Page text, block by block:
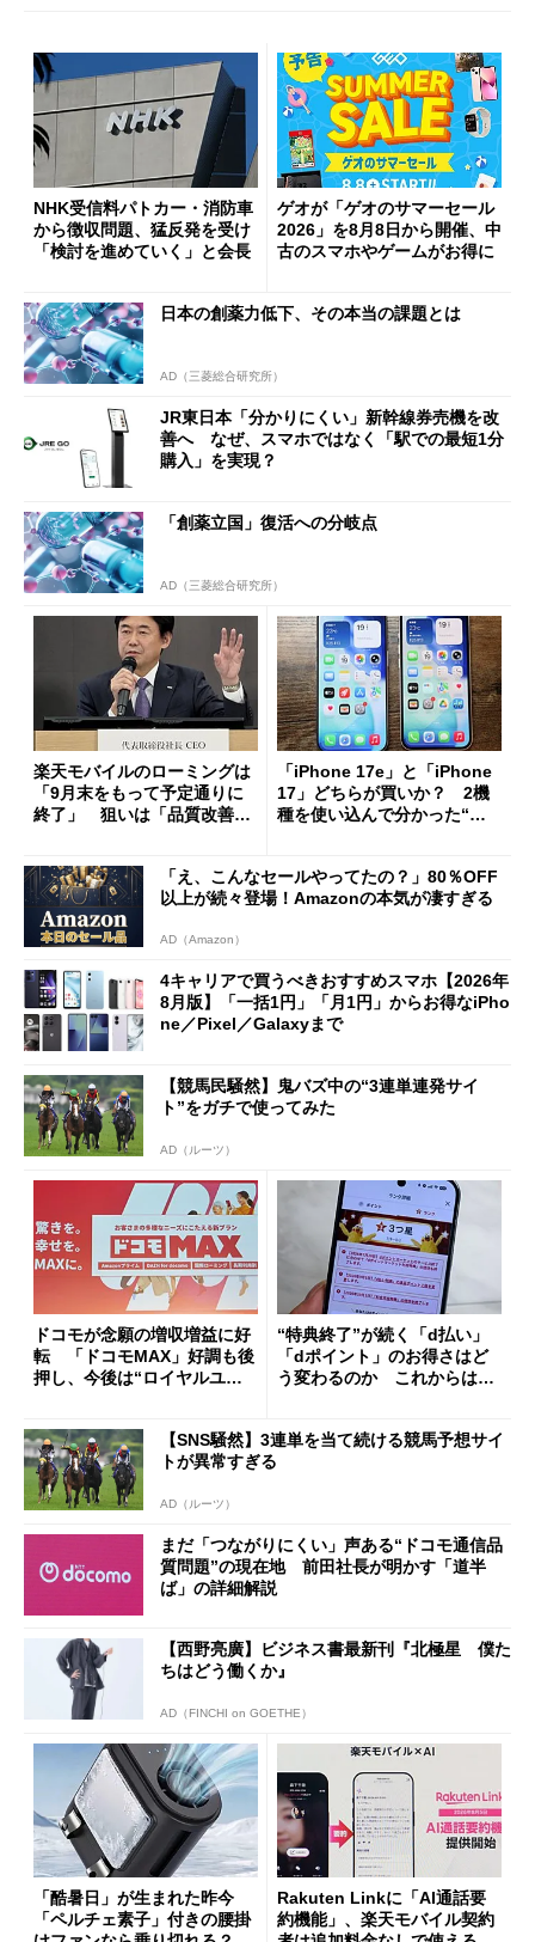
NHK受信料パトカー・消防車
から徴収問題、猛反発を受け
「検討を進めていく」と会長
ゲオが「ゲオのサマーセール
2026」を8月8日から開催、中
古のスマホやゲームがお得に
日本の創薬力低下、その本当の課題とは
AD（三菱総合研究所）
JR東日本「分かりにくい」新幹線券売機を改
善へ なぜ、スマホではなく「駅での最短1分
購入」を実現？
「創薬立国」復活への分岐点
AD（三菱総合研究所）
楽天モバイルのローミングは
「9月末をもって予定通りに
終了」 狙いは「品質改善」
も
「iPhone 17e」と「iPhone
17」どちらが買いか？ 2機
種を使い込んで分かった“ス
「え、こんなセールやってたの？」80％OFF
以上が続々登場！Amazonの本気が凄すぎる
AD（Amazon）
4キャリアで買うべきおすすめスマホ【2026年
8月版】「一括1円」「月1円」からお得なiPho
ne／Pixel／Galaxyまで
【競馬民騒然】鬼バズ中の“3連単連発サイ
ト”をガチで使ってみた
AD（ルーツ）
ドコモが念願の増収増益に好
転 「ドコモMAX」好調も後
押し、今後は“ロイヤルユー
“特典終了”が続く「d払い」
「dポイント」のお得さはど
う変わるのか これからは
【SNS騒然】3連単を当て続ける競馬予想サイ
トが異常すぎる
AD（ルーツ）
まだ「つながりにくい」声ある“ドコモ通信品
質問題”の現在地 前田社長が明かす「道半
ば」の詳細解説
【西野亮廣】ビジネス書最新刊『北極星 僕た
ちはどう働くか』
AD（FINCHI on GOETHE）
「酷暑日」が生まれた昨今
「ペルチェ素子」付きの腰掛
Rakuten Linkに「AI通話要
約機能」、楽天モバイル契約